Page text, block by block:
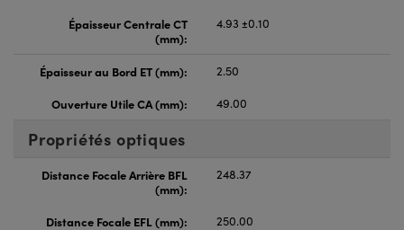
Épaisseur Centrale CT
(mm):
4.93 ±0.10
Épaisseur au Bord ET (mm):
2.50
Ouverture Utile CA (mm):
49.00
Propriétés optiques
Distance Focale Arrière BFL
(mm):
248.37
Distance Focale EFL (mm): 250.00